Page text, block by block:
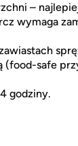
–
wymaga
(food-safe
godziny.